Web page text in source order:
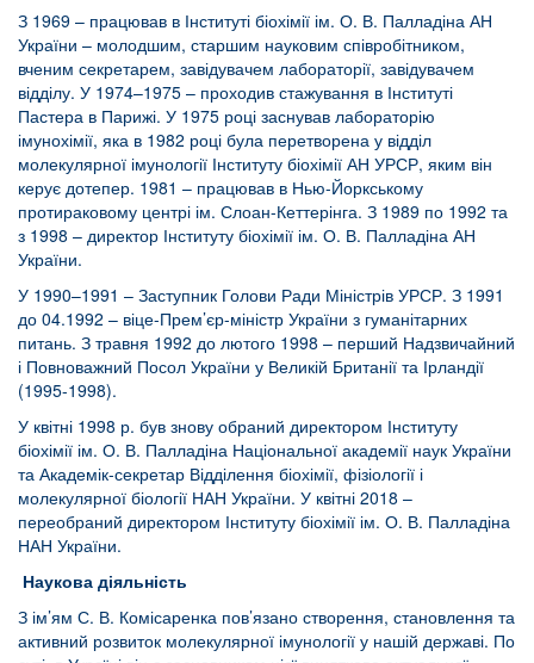
З 1969 – працював в Інституті біохімії ім. О. В. Палладіна АН
України – молодшим, старшим науковим співробітником,
вченим секретарем, завідувачем лабораторії, завідувачем
відділу. У 1974–1975 – проходив стажування в Інституті
Пастера в Парижі. У 1975 році заснував лабораторію
імунохімії, яка в 1982 році була перетворена у відділ
молекулярної імунології Інституту біохімії АН УРСР, яким він
керує дотепер. 1981 – працював в Нью-Йоркському
протираковому центрі ім. Слоан-Кеттерінга. З 1989 по 1992 та
з 1998 – директор Інституту біохімії ім. О. В. Палладіна АН
України.
У 1990–1991 – Заступник Голови Ради Міністрів УРСР. З 1991
до 04.1992 – віце-Прем’єр-міністр України з гуманітарних
питань. З травня 1992 до лютого 1998 – перший Надзвичайний
і Повноважний Посол України у Великій Британії та Ірландії
(1995-1998).
У квітні 1998 р. був знову обраний директором Інституту
біохімії ім. О. В. Палладіна Національної академії наук України
та Академік-секретар Відділення біохімії, фізіології і
молекулярної біології НАН України. У квітні 2018 –
переобраний директором Інституту біохімії ім. О. В. Палладіна
НАН України.
Наукова діяльність
З ім’ям С. В. Комісаренка пов’язано створення, становлення та
активний розвиток молекулярної імунології у нашій державі. По